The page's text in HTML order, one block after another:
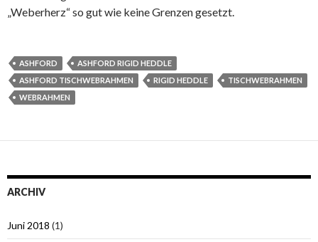
„Weberherz“ so gut wie keine Grenzen gesetzt.
ASHFORD
ASHFORD RIGID HEDDLE
ASHFORD TISCHWEBRAHMEN
RIGID HEDDLE
TISCHWEBRAHMEN
WEBRAHMEN
ARCHIV
Juni 2018 (1)